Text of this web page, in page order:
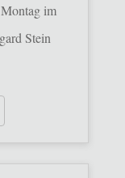
im
Stein